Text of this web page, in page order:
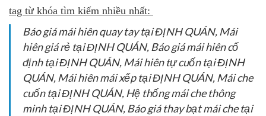
tag từ khóa tìm kiếm nhiều nhất:
Báo giá mái hiên quay tay tại ĐỊNH QUÁN, Mái
hiên giá rẻ tại ĐỊNH QUÁN, Báo giá mái hiên cố
định tại ĐỊNH QUÁN, Mái hiên tự cuốn tại ĐỊNH
QUÁN, Mái hiên mái xếp tại ĐỊNH QUÁN, Mái che
cuốn tại ĐỊNH QUÁN, Hệ thống mái che thông
minh tại ĐỊNH QUÁN, Báo giá thay bạt mái che tại